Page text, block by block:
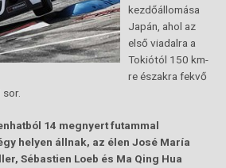
kezdőállomása
Japán, ahol az
első viadalra a
Tokiótól 150 km-
re északra fekvő
14 megnyert futammal
helyen állnak, az élen José María
Sébastien Loeb és Ma Qing Hua